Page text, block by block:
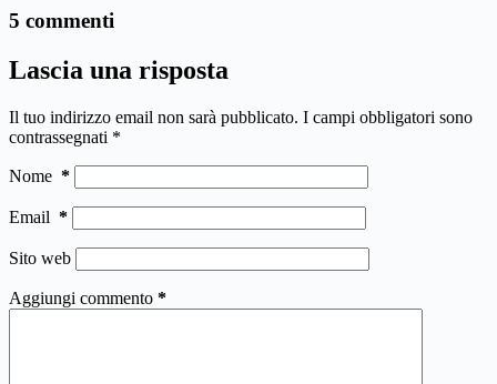
5 commenti
Lascia una risposta
Il tuo indirizzo email non sarà pubblicato. I campi obbligatori sono
contrassegnati *
Nome *
Email *
Sito web
Aggiungi commento *